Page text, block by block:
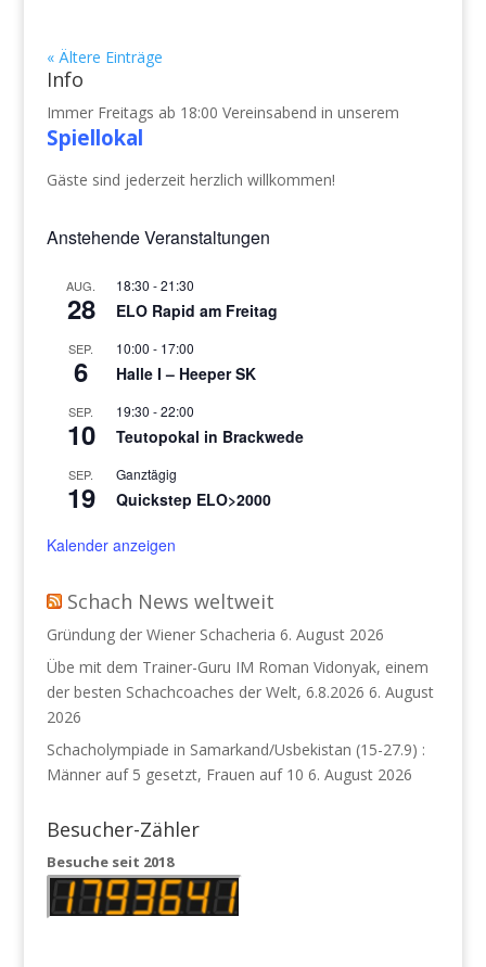
« Ältere Einträge
Info
Immer Freitags ab 18:00 Vereinsabend in unserem
Spiellokal
Gäste sind jederzeit herzlich willkommen!
Anstehende Veranstaltungen
AUG.
28
18:30 -21:30
ELO Rapid am Freitag
SEP.
6
10:00 - 17:00
Halle I – Heeper SK
SEP.
10
19:30 -22:00
Teutopokal in Brackwede
SEP.
19
Ganztägig
Quickstep ELO>2000
Kalender anzeigen
Schach News weltweit
Gründung der Wiener Schacheria 6. August 2026
Übe mit dem Trainer-Guru IM Roman Vidonyak, einem
der besten Schachcoaches der Welt, 6.8.2026 6. August
2026
Schacholympiade in Samarkand/Usbekistan (15-27.9) :
Männer auf 5 gesetzt, Frauen auf 10 6. August 2026
Besucher-Zähler
Besuche seit 2018